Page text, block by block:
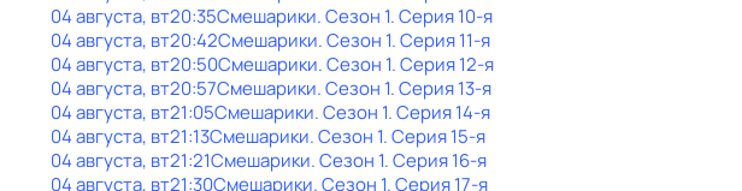
04 августа, вт20:35Смешарики. Сезон 1. Серия 10-я
04 августа, вт20:42Смешарики. Сезон 1. Серия 11-я
04 августа, вт20:50Смешарики. Сезон 1. Серия 12-я
04 августа, вт20:57Смешарики. Сезон 1. Серия 13-я
04 августа, вт21:05Смешарики. Сезон 1. Серия 14-я
04 августа, вт21:13Смешарики. Сезон 1. Серия 15-я
04 августа, вт21:21Смешарики. Сезон 1. Серия 16-я
04 августа, вт21:30Смешарики. Сезон 1. Серия 17-я